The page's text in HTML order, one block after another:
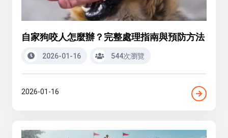
自家狗咬人怎麼辦？完整處理指南與預防方法
2026-01-16 544次瀏覽
2026-01-16